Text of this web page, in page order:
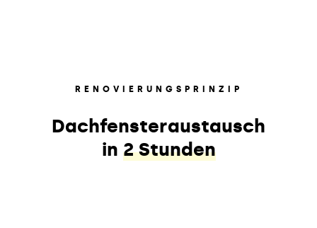
RENOVIERUNGSPRINZIP
Dachfensteraustausch
in 2 Stunden